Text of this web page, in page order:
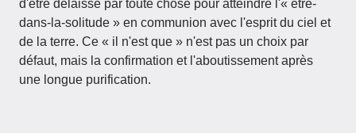
d'être délaissé par toute chose pour atteindre l'« être-
dans-la-solitude » en communion avec l'esprit du ciel et
de la terre. Ce « il n'est que » n'est pas un choix par
défaut, mais la confirmation et l'aboutissement après
une longue purification.